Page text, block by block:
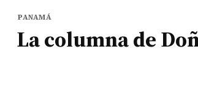
PANAMÁ
La columna de